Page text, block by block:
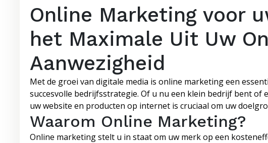
Online Marketing voor
het Maximale Uit Uw
Aanwezigheid
Met de groei van digitale media is online marketing een
succesvolle bedrijfsstrategie. Of u nu een klein bedrijf bent
uw website en producten op internet is cruciaal om uw
Waarom Online Marketing?
Online marketing stelt u in staat om uw merk op een